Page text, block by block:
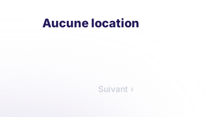
Aucune location
Suivant ›